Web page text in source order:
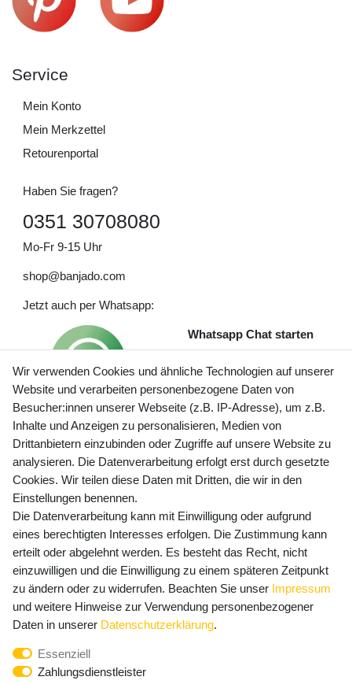
Service
Mein Konto
Mein Merkzettel
Retourenportal
Haben Sie fragen?
0351 30708080
Mo-Fr 9-15 Uhr
shop@banjado.com
Jetzt auch per Whatsapp:
Whatsapp Chat starten
Preisangaben inkl. gesetzl. MwSt. und zzgl. Service- und
Versandkosten
Newsletter Anmeldung - Keine Angebote
mehr verpassen!
E-MAIL **
Newsletter
Honig
Hiermit bestätige ich, dass ich dieDaten­schutz­erklärung
widerrufen.**
Wir verwenden Cookies und ähnliche Technologien auf unserer
Website und verarbeiten personenbezogene Daten von
Besucher:innen unserer Webseite (z.B. IP-Adresse), um z.B.
Inhalte und Anzeigen zu personalisieren, Medien von
Drittanbietern einzubinden oder Zugriffe auf unsere Website zu
analysieren. Die Datenverarbeitung erfolgt erst durch gesetzte
Cookies. Wir teilen diese Daten mit Dritten, die wir in den
Einstellungen benennen.
Die Datenverarbeitung kann mit Einwilligung oder aufgrund
eines berechtigten Interesses erfolgen. Die Zustimmung kann
erteilt oder abgelehnt werden. Es besteht das Recht, nicht
einzuwilligen und die Einwilligung zu einem späteren Zeitpunkt
zu ändern oder zu widerrufen. Beachten Sie unser Impressum
und weitere Hinweise zur Verwendung personenbezogener
Daten in unserer Daten­schutz­erklärung.
Essenziell
Zahlungsdienstleister